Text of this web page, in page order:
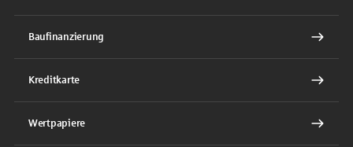
Baufinanzierung
Kreditkarte
Wertpapiere